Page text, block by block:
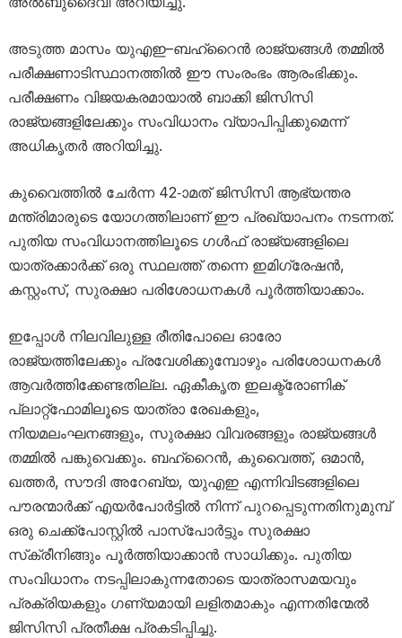
അടുത്ത മാസം യുഎഇ–ബഹ്‌റൈൻ രാജ്യങ്ങൾ തമ്മിൽ
പരീക്ഷണാടിസ്ഥാനത്തിൽ ഈ സംരംഭം ആരംഭിക്കും.
പരീക്ഷണം വിജയകരമായാൽ ബാക്കി ജിസിസി
രാജ്യങ്ങളിലേക്കും സംവിധാനം വ്യാപിപ്പിക്കുമെന്ന്
അധികൃതർ അറിയിച്ചു.
കുവൈത്തിൽ ചേർന്ന 42-ാമത് ജിസിസി ആഭ്യന്തര
മന്ത്രിമാരുടെ യോഗത്തിലാണ് ഈ പ്രഖ്യാപനം നടന്നത്.
പുതിയ സംവിധാനത്തിലൂടെ ഗൾഫ് രാജ്യങ്ങളിലെ
യാത്രക്കാർക്ക് ഒരു സ്ഥലത്ത് തന്നെ ഇമിഗ്രേഷൻ,
കസ്റ്റംസ്, സുരക്ഷാ പരിശോധനകൾ പൂർത്തിയാക്കാം.
ഇപ്പോൾ നിലവിലുള്ള രീതിപോലെ ഓരോ
രാജ്യത്തിലേക്കും പ്രവേശിക്കുമ്പോഴും പരിശോധനകൾ
ആവർത്തിക്കേണ്ടതില്ല. ഏകീകൃത ഇലക്ട്രോണിക്
പ്ലാറ്റ്‌ഫോമിലൂടെ യാത്രാ രേഖകളും,
നിയമലംഘനങ്ങളും, സുരക്ഷാ വിവരങ്ങളും രാജ്യങ്ങൾ
തമ്മിൽ പങ്കുവെക്കും. ബഹ്‌റൈൻ, കുവൈത്ത്, ഒമാൻ,
ഖത്തർ, സൗദി അറേബ്യ, യുഎഇ എന്നിവിടങ്ങളിലെ
പൗരന്മാർക്ക് എയർപോർട്ടിൽ നിന്ന് പുറപ്പെടുന്നതിനുമുമ്പ്
ഒരു ചെക്ക്‌പോസ്റ്റിൽ പാസ്‌പോർട്ടും സുരക്ഷാ
സ്‌ക്രീനിങ്ങും പൂർത്തിയാക്കാൻ സാധിക്കും. പുതിയ
സംവിധാനം നടപ്പിലാകുന്നതോടെ യാത്രാസമയവും
പ്രക്രിയകളും ഗണ്യമായി ലളിതമാകും എന്നതിന്മേൽ
ജിസിസി പ്രതീക്ഷ പ്രകടിപ്പിച്ചു.